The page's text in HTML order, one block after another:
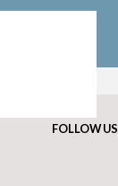
FOLLOW US